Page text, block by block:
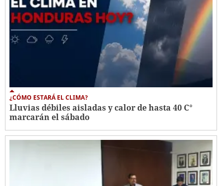
¿CÓMO ESTARÁ EL CLIMA?
Lluvias débiles aisladas y calor de hasta 40 C°
marcarán el sábado